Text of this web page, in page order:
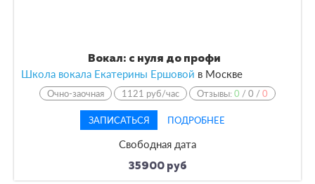
Вокал: с нуля до профи
Школа вокала Екатерины Ершовой в Москве
Очно-заочная 1121 руб/час Отзывы:0 /0 /0
ЗАПИСАТЬСЯ ПОДРОБНЕЕ
Свободная дата
35900 руб